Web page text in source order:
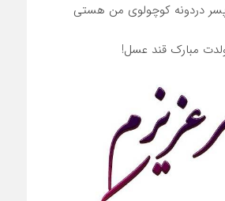
دردونه کوچولوی من هستی
مبارک قند عسل!